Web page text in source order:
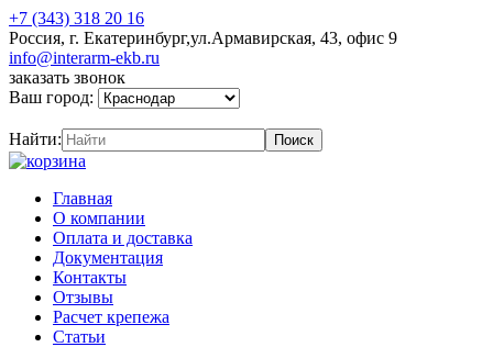
+7 (343) 318 20 16
Россия, г. Екатеринбург,ул.Армавирская, 43, офис 9
info@interarm-ekb.ru
заказать звонок
Ваш город:
Найти:
Главная
О компании
Оплата и доставка
Документация
Контакты
Отзывы
Расчет крепежа
Статьи